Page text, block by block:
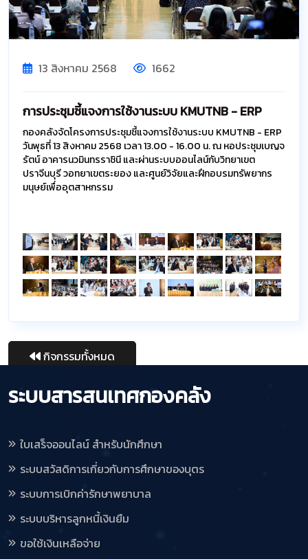
13 สิงหาคม 2568 1662
การประชุมชี้แจงการใช้งานระบบ KMUTNB - ERP
กองคลังจัดโครงการประชุมชี้แจงการใช้งานระบบ KMUTNB - ERP
วันพุธที่ 13 สิงหาคม 2568 เวลา 13.00 - 16.00 น. ณ หอประชุมเบญจ
รัตน์ อาคารนวมินทรราชินี และผ่านระบบออนไลน์กับวิทยาเขต
ปราจีนบุรี วอทยาเขตระยอง และศูนย์วิจัยและฝึกอบรมทรัพยากร
มนุษย์เพื่ออุตสาหกรรม
กิจกรรมทั้งหมด
ระบบสารสนเทศกองคลัง
ใบเสร็จออนไลน์ สำหรับนักศึกษา
ระบบสวัสดิการเกี่ยวกับการศึกษาของบุตร
ระบบการเบิกค่ารักษาพยาบาล
ระบบบริหารลูกหนี้เงินยืม
ขอใช้เงินเหลือจ่าย